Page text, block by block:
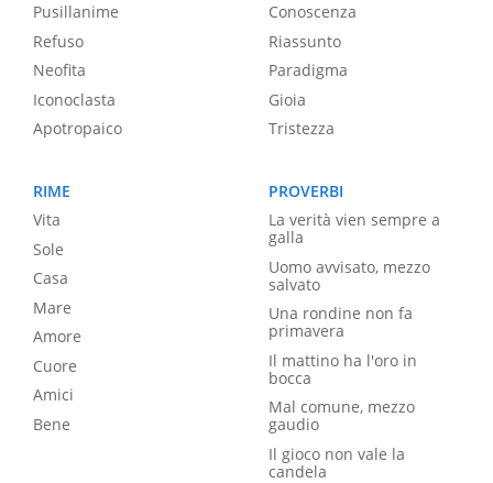
Pusillanime
Refuso
Neofita
Iconoclasta
Apotropaico
Conoscenza
Riassunto
Paradigma
Gioia
Tristezza
RIME
Vita
Sole
Casa
Mare
Amore
Cuore
Amici
Bene
PROVERBI
La verità vien sempre a
galla
Uomo avvisato, mezzo
salvato
Una rondine non fa
primavera
Il mattino ha l'oro in
bocca
Mal comune, mezzo
gaudio
Il gioco non vale la
candela